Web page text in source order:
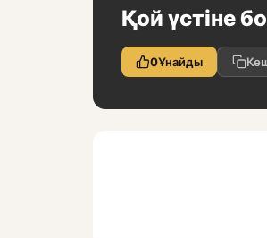
Қой үстіне
0Ұнайды